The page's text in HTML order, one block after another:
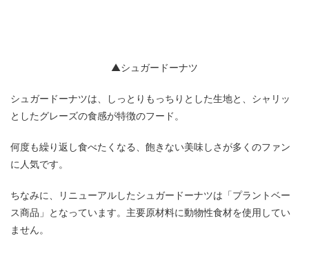
▲シュガードーナツ
シュガードーナツは、しっとりもっちりとした生地と、シャリッ
としたグレーズの食感が特徴のフード。
何度も繰り返し食べたくなる、飽きない美味しさが多くのファン
に人気です。
ちなみに、リニューアルしたシュガードーナツは「プラントベー
ス商品」となっています。主要原材料に動物性食材を使用してい
ません。